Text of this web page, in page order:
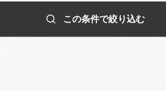
この条件で絞り込む